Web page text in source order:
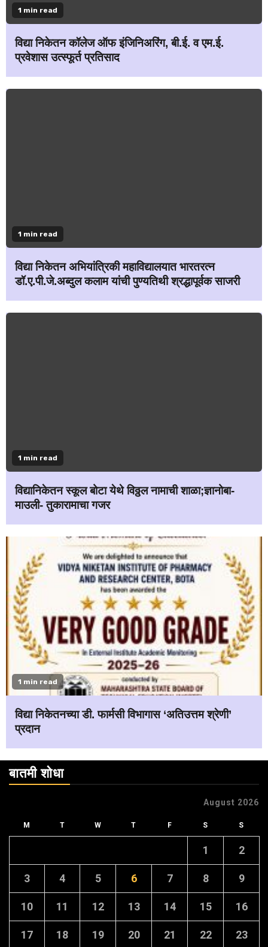
1 min read
विद्या निकेतन कॉलेज ऑफ इंजिनिअरिंग, बी.ई. व एम.ई.
प्रवेशास उत्स्फूर्त प्रतिसाद
1 min read
विद्या निकेतन अभियांत्रिकी महाविद्यालयात भारतरत्न
डॉ.ए.पी.जे.अब्दुल कलाम यांची पुण्यतिथी श्रद्धापूर्वक साजरी
1 min read
विद्यानिकेतन स्कूल बोटा येथे विठ्ठल नामाची शाळा;ज्ञानोबा-
माउली- तुकारामाचा गजर
1 min read
विद्या निकेतनच्या डी. फार्मसी विभागास ‘अतिउत्तम श्रेणी’
प्रदान
बातमी शोधा
August 2026
M T W T F S S
1 2
3 4 5 6 7 8 9
10 11 12 13 14 15 16
17 18 19 20 21 22 23